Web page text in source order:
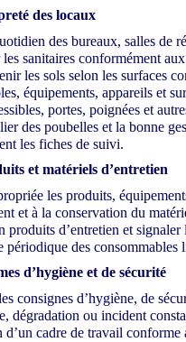
des locaux
des bureaux, salles de
sanitaires conformément
les sols selon les surfaces
équipements, appareils et
portes, poignées et
des poubelles et la bonne
les fiches de suivi.
et matériels d’entretien
les produits,
et à la conservation du
produits d’entretien et
périodique des consommables
d’hygiène et de sécurité
consignes d’hygiène, de
dégradation ou incident
cadre de travail conforme